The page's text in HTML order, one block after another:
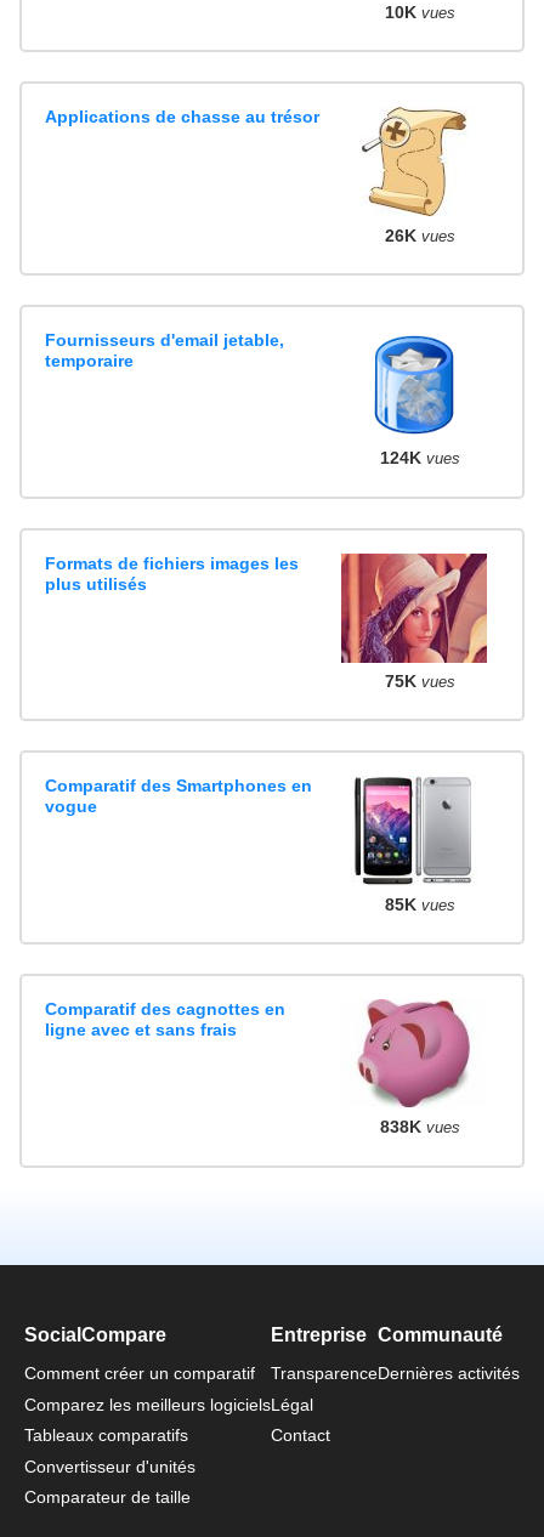
10K vues
Applications de chasse au trésor
26K vues
Fournisseurs d'email jetable,
temporaire
124K vues
Formats de fichiers images les
plus utilisés
75K vues
Comparatif des Smartphones en
vogue
85K vues
Comparatif des cagnottes en
ligne avec et sans frais
838K vues
SocialCompare
Comment créer un comparatif
Comparez les meilleurs logiciels
Tableaux comparatifs
Convertisseur d'unités
Comparateur de taille
Entreprise
Transparence
Légal
Contact
Communauté
Dernières activités